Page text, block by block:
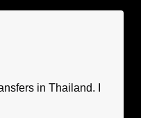
in Thailand. I